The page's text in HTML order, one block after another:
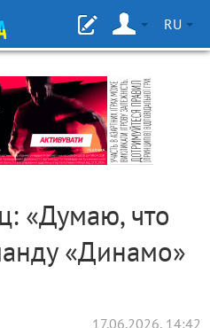
RU
«Думаю, что
«Динамо»
17.06.2026, 14:42